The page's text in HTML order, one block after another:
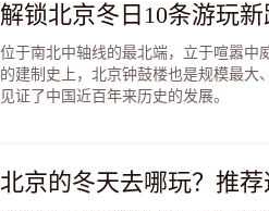
解锁北京冬日10条游玩
位于南北中轴线的最北端，立于喧嚣中
的建制史上，北京钟鼓楼也是规模最大
见证了中国近百年来历史的发展。